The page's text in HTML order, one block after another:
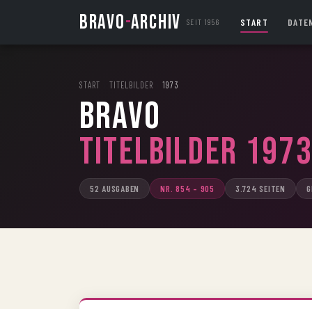
BRAVO-ARCHIV SEIT 1956 START
START TITELBILDER 1973
BRAVO
Titelbilder 1973
52 AUSGABEN NR. 854 – 905 3.724 SEITEN